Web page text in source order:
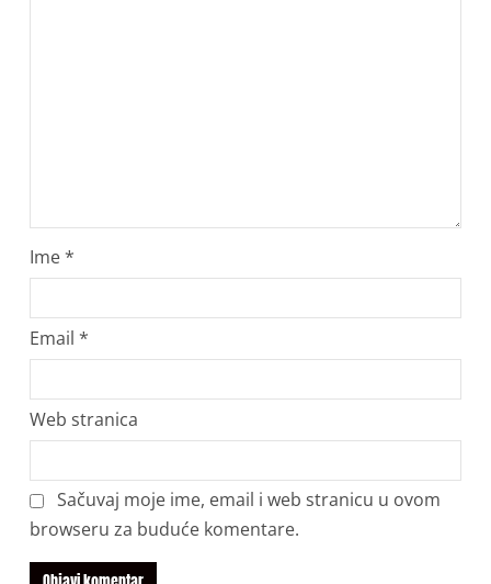
Ime*
Email *
Web stranica
Sačuvaj moje ime, email i web stranicu u ovom
browseru za buduće komentare.